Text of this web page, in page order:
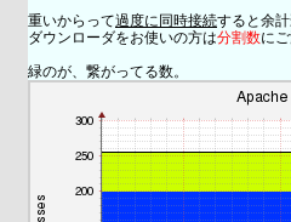
重いからって過度に同時接続すると余計
ダウンローダをお使いの方は分割数にご
緑のが、繋がってる数。